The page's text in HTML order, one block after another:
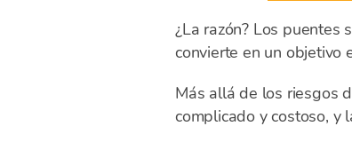
¿La razón? Los
convierte en un objetivo
Más allá de los riesgos
complicado y costoso, y